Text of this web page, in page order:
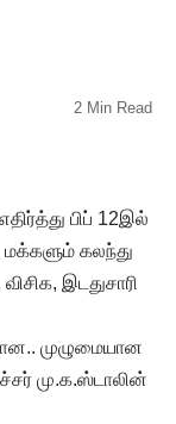
2 Min Read
பிப் 12இல்
கலந்து
இடதுசாரி
முழுமையான
மு.க.ஸ்டாலின்